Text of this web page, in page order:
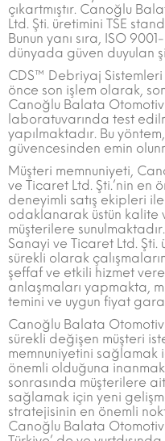
çıkartmıştır. Canoğlu
Ltd. Şti. üretimini TSE
Bunun yanı sıra, ISO
dünyada güven duyulan
CDS™ Debriyaj
önce son işlem olarak,
Canoğlu Balata
laboratuvarında test
yapılmaktadır. Bu
güvencesinden emin
Müşteri memnuniyeti,
ve Ticaret Ltd. Şti.’nin en
deneyimli satış ekipleri
odaklanarak üstün kalite
müşterilere
Sanayi ve Ticaret Ltd. Şti.
sürekli olarak
şeffaf ve etkili hizmet
anlaşmaları yapmakta,
temini ve uygun fiyat
Canoğlu Balata Otomotiv
sürekli değişen müşteri
memnuniyetini sağlamak
önemli olduğuna
sonrasında müşterilere
sağlamak için yeni
stratejisinin en önemli
Canoğlu Balata